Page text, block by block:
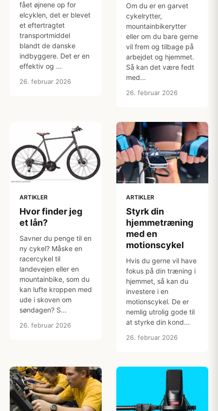
fået øjnene op for
elcyklen, det er blevet
et eftertragtet
transportmiddel
blandt de danske
indbyggere. Det er en
effektiv og ...
26. februar 2026
Om du er en garvet
cykelrytter,
mountainbikerytter
eller om du bare gerne
vil frem og tilbage på
arbejdet og hjemmet.
Så kan det være fedt
med...
26. februar 2026
ARTIKLER
Hvor finder jeg
et lån?
Savner du penge til en
ny cykel? Måske en
racercykel til
landevejen eller en
mountainbike, som du
kan lufte kroppen med
ude i skoven om
søndagen? S...
26. februar 2026
ARTIKLER
Styrk din
hjemmetræning
med en
motionscykel
Hvis du gerne vil have
fokus på din træning i
hjemmet, så kan du
investere i en
motionscykel. De er
nemlig utrolig gode til
at styrke din kond...
26. februar 2026